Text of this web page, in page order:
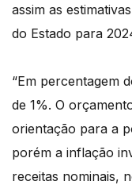
assim as
do Estado para
“Em percentagem
de 1%. O
orientação para a
porém a inflação
receitas nominais,